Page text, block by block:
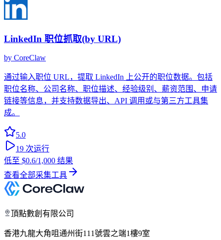
LinkedIn 职位抓取(by URL)
by CoreClaw
通过输入职位 URL，提取 LinkedIn 上公开的职位数据。包括
职位名称、公司名称、职位描述、经验级别、薪资范围、申请
链接等信息，并支持数据导出、API 调用或与第三方工具集
成。
5.0
19 次运行
低至 $0.6/1,000 结果
查看全部采集工具
頂點數創有限公司
香港九龍大角咀通州街111號雲之端1樓9室